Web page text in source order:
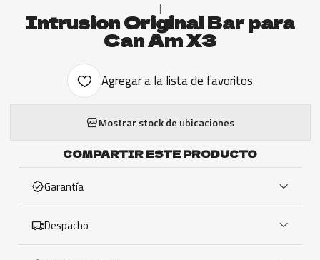
|
Intrusion Original Bar para
Can Am X3
Agregar a la lista de favoritos
Mostrar stock de ubicaciones
COMPARTIR ESTE PRODUCTO
Garantía
Despacho